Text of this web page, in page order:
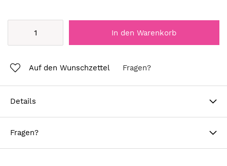
In den Warenkorb
Auf den Wunschzettel Fragen?
Details
Fragen?